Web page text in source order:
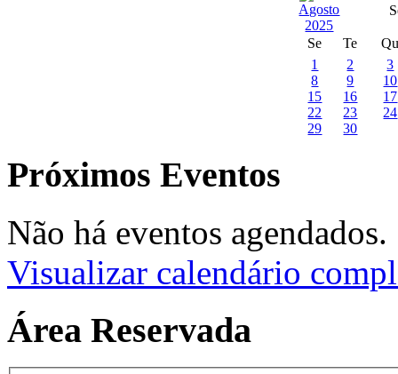
Se Te
1
2
3
8
9
10
15
16
17
22
23
24
29
30
Próximos Eventos
Não há eventos agendados.
Visualizar calendário
Área Reservada